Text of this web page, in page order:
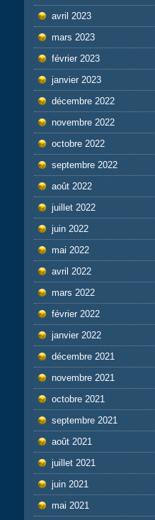
avril 2023
mars 2023
février 2023
janvier 2023
décembre 2022
novembre 2022
octobre 2022
septembre 2022
août 2022
juillet 2022
juin 2022
mai 2022
avril 2022
mars 2022
février 2022
janvier 2022
décembre 2021
novembre 2021
octobre 2021
septembre 2021
août 2021
juillet 2021
juin 2021
mai 2021